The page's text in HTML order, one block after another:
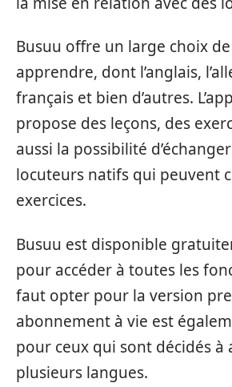
Busuu offre un large choix
apprendre, dont l’anglais,
français et bien d’autres.
propose des leçons, des
aussi la possibilité
locuteurs natifs qui peuvent
exercices.
Busuu est disponible
pour accéder à toutes les
faut opter pour la version
abonnement à vie est
pour ceux qui sont décidés à
plusieurs langues.